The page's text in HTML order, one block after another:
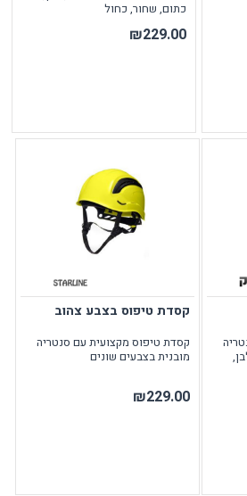
כתום, שחור, כחול
₪229.00
קסדת טיפוס בצבע צהוב
קסדת טיפוס מקצועית עם סנטריה
מובנית בצבעים שונים
₪229.00